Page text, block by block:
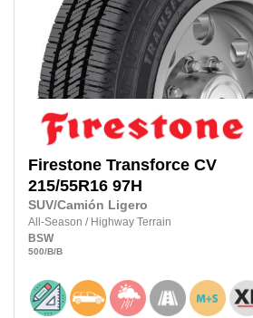
Firestone Transforce CV
215/55R16 97H
SUV/Camión Ligero
All-Season / Highway Terrain
BSW
500/B/B